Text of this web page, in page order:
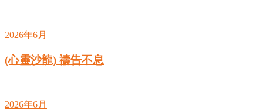
2026年6月
(心靈沙龍) 禱告不息
2026年6月